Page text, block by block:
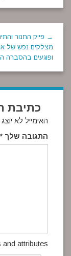
→ פייק התנור
מצלקים נפש של
ופוגעים בהסברה
כתיבת
האימייל לא
התגובה שלך *
and attributes: